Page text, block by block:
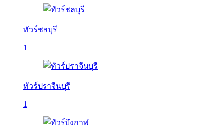
ทัวร์ชลบุรี
1
ทัวร์ปราจีนบุรี
1